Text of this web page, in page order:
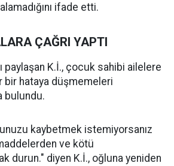
ifade etti.
ÇAĞRI YAPTI
paylaşan K.İ., çocuk sahibi ailelere
hataya düşmemeleri
bulundu.
kaybetmek istemiyorsanız
ve kötü
durun." diyen K.İ., oğluna yeniden